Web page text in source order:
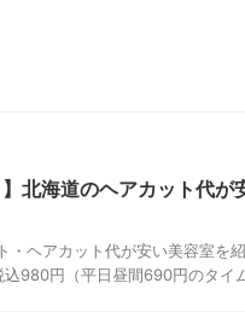
北海道のヘアカット代が
・ヘアカット代が安い美容室を
込980円（平日昼間690円のタイ